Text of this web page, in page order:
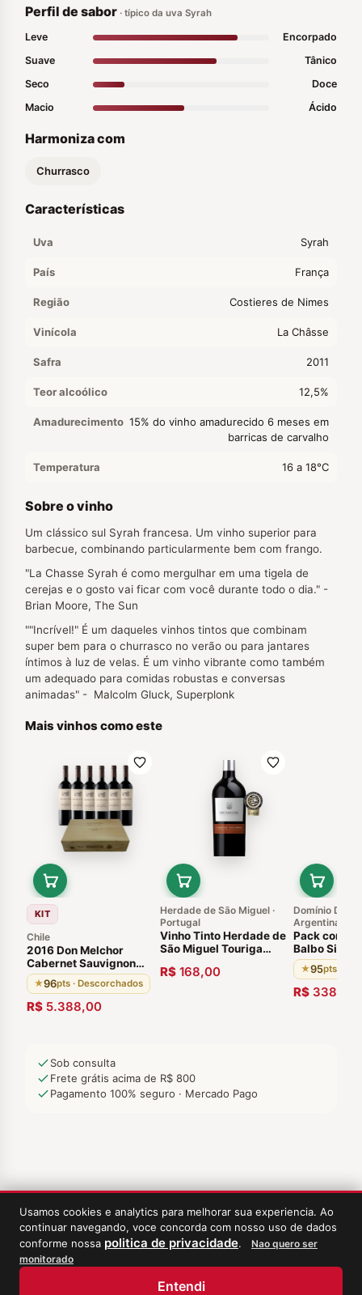
Perfil de sabor · típico da uva Syrah
Leve
Encorpado
Suave
Tânico
Seco
Doce
Macio
Ácido
Harmoniza com
Churrasco
Características
Uva Syrah
País França
Região Costieres de Nimes
Vinícola La Châsse
Safra 2011
Teor alcoólico 12,5%
Amadurecimento 15% do vinho amadurecido 6 meses em
barricas de carvalho
Temperatura 16 a 18°C
Sobre o vinho
Um clássico sul Syrah francesa. Um vinho superior para
barbecue, combinando particularmente bem com frango.
"La Chasse Syrah é como mergulhar em uma tigela de
cerejas e o gosto vai ficar com você durante todo o dia." -
Brian Moore, The Sun
""Incrível!" É um daqueles vinhos tintos que combinam
super bem para o churrasco no verão ou para jantares
íntimos à luz de velas. É um vinho vibrante como também
um adequado para comidas robustas e conversas
animadas" - Malcolm Gluck, Superplonk
Mais vinhos como este
KIT
Chile
2016 Don Melchor
Cabernet Sauvignon
Valle del Maipo Caixa
de Madeira- 6 Garrafas
★96pts · Descorchados
R$ 5.388,00
Herdade de São Miguel ·
Portugal
Vinho Tinto Herdade de
São Miguel Touriga
Português
R$ 168,00
Domínio Del
Argentina
Pack com 2
Balbo
Cabernet
Vinícula
Plata
Mendoza
★95pts ·
R$ 338,00
Sob consulta
Frete grátis acima de R$ 800
Pagamento 100% seguro · Mercado Pago
Usamos cookies e analytics para melhorar sua experiencia. Ao
continuar navegando, voce concorda com nosso uso de dados
conforme nossa politica de privacidade.
Nao quero ser
monitorado
Entendi
‹ Meus Vinhos